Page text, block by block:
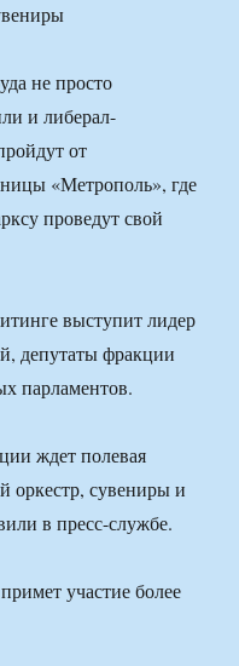
не просто
и либерал-
от
«Метрополь», где
проведут свой
выступит лидер
депутаты фракции
парламентов.
ждет полевая
оркестр, сувениры и
в пресс-службе.
участие более